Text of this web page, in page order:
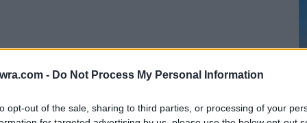
- Do Not Process My Personal Information
opt-out of the sale, sharing to third parties, or processing of your
3 φορές με τον αντιδήμαρχο της
του θέματος αλλά το άλογο βρίσκεται ακόμα